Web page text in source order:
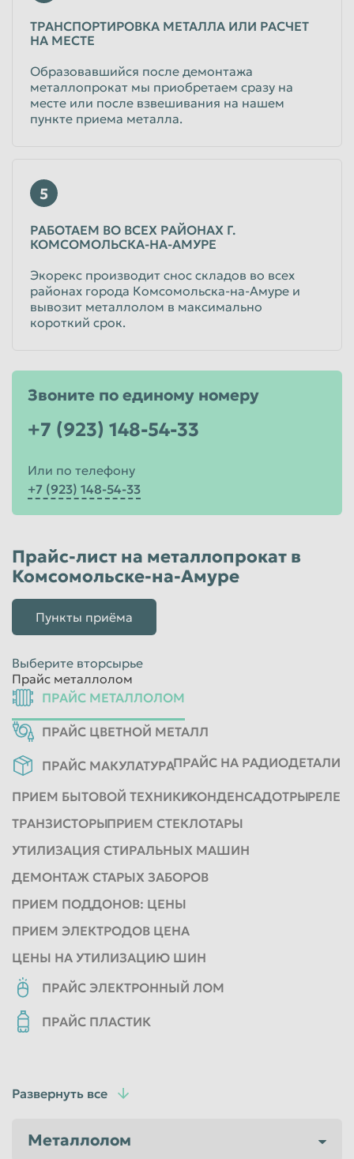
Южно-Сахалинск
Ярославль
ТРАНСПОРТИРОВКА МЕТАЛЛА ИЛИ РАСЧЕТ
НА МЕСТЕ
Образовавшийся после демонтажа
металлопрокат мы приобретаем сразу на
месте или после взвешивания на нашем
пункте приема металла.
5
РАБОТАЕМ ВО ВСЕХ РАЙОНАХ Г.
КОМСОМОЛЬСКА-НА-АМУРЕ
Экорекс производит снос складов во всех
районах города Комсомольска-на-Амуре и
вывозит металлолом в максимально
короткий срок.
Звоните по единому номеру
+7 (923) 148-54-33
Или по телефону
+7 (923) 148-54-33
Прайс-лист на металлопрокат в
Комсомольске-на-Амуре
Пункты приёма
Выберите вторсырье
Прайс металлолом
ПРАЙС МЕТАЛЛОЛОМ
ПРАЙС ЦВЕТНОЙ МЕТАЛЛ
ПРАЙС МАКУЛАТУРАПРАЙС НА РАДИОДЕТАЛИ
ПРИЕМ БЫТОВОЙ ТЕХНИКИКОНДЕНСАДОТРЫРЕЛЕ
ТРАНЗИСТОРЫПРИЕМ СТЕКЛОТАРЫ
УТИЛИЗАЦИЯ СТИРАЛЬНЫХ МАШИН
ДЕМОНТАЖ СТАРЫХ ЗАБОРОВ
ПРИЕМ ПОДДОНОВ: ЦЕНЫ
ПРИЕМ ЭЛЕКТРОДОВ ЦЕНА
ЦЕНЫ НА УТИЛИЗАЦИЮ ШИН
ПРАЙС ЭЛЕКТРОННЫЙ ЛОМ
ПРАЙС ПЛАСТИК
Развернуть все
Металлолом